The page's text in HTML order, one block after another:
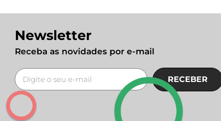
Newsletter
Receba as novidades por e-mail
RECEBER